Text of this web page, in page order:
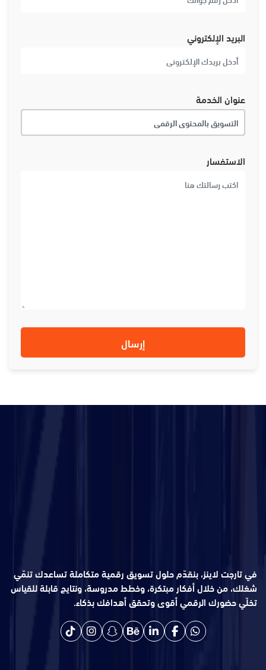
البريد الإلكتروني
عنوان الخدمة
الاستفسار
في تارجت لاينز، بنقدّم حلول تسويق رقمية متكاملة تساعدك تنمّي
شغلك، من خلال أفكار مبتكرة، وخطط مدروسة، ونتايج قابلة للقياس
تخلّي حضورك الرقمي أقوى وتحقق أهدافك بذكاء.